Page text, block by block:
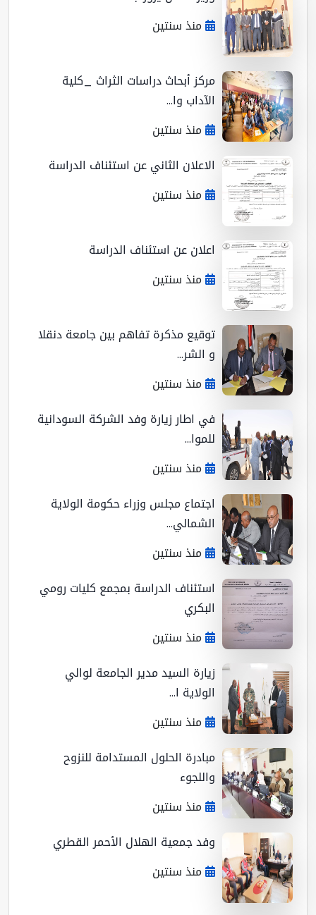
منذ سنتين
مركز أبحاث دراسات الثراث _كلية
الآداب وا...
منذ سنتين
الاعلان الثاني عن استئناف الدراسة
منذ سنتين
اعلان عن استئناف الدراسة
منذ سنتين
توقيع مذكرة تفاهم بين جامعة دنقلا
و الشر...
منذ سنتين
في اطار زيارة وفد الشركة السودانية
للموا...
منذ سنتين
اجتماع مجلس وزراء حكومة الولاية
الشمالي...
منذ سنتين
استئناف الدراسة بمجمع كليات رومي
البكري
منذ سنتين
زيارة السيد مدير الجامعة لوالي
الولاية ا...
منذ سنتين
مبادرة الحلول المستدامة للنزوح
واللجوء
منذ سنتين
وفد جمعية الهلال الأحمر القطري
منذ سنتين